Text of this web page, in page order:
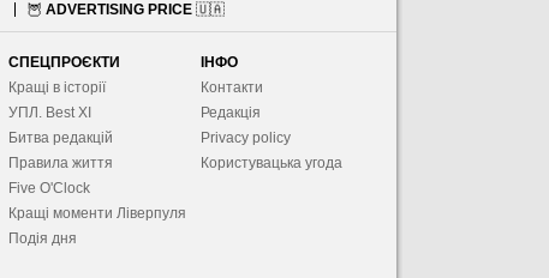
🦉 ADVERTISING PRICE 🇺🇦
СПЕЦПРОЄКТИ
Кращі в історії
УПЛ. Best XІ
Битва редакцій
Правила життя
Five O'Clock
Кращі моменти Ліверпуля
Подія дня
ІНФО
Контакти
Редакція
Privacy policy
Користувацька угода